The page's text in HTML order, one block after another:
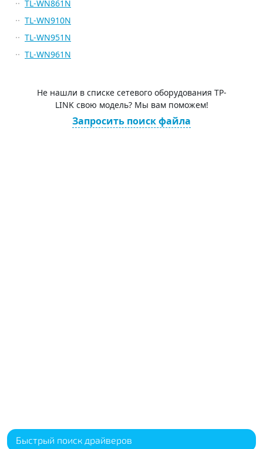
TL-WN861N
TL-WN910N
TL-WN951N
TL-WN961N
Не нашли в списке сетевого оборудования TP-
LINK свою модель? Мы вам поможем!
Запросить поиск файла
Быстрый поиск драйверов